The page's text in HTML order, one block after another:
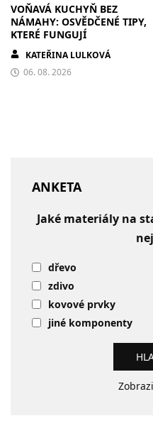
VOŇAVÁ KUCHYŇ BEZ
NÁMAHY: OSVĚDČENÉ TIPY,
KTERÉ FUNGUJÍ
KATEŘINA LULKOVÁ
06. 08. 2026
ANKETA
Jaké materiály na
dřevo
zdivo
kovové prvky
jiné komponenty